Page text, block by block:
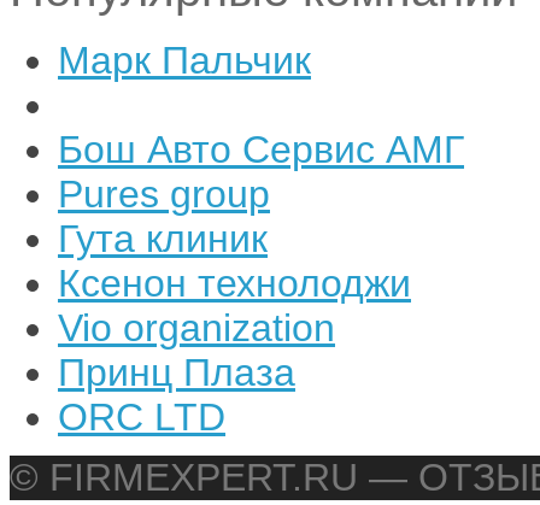
Марк Пальчик
Бош Авто Сервис АМГ
Pures group
Гута клиник
Ксенон технолоджи
Vio organization
Принц Плаза
ORC LTD
© FIRMEXPERT.RU —